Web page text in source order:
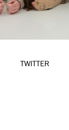
TWITTER